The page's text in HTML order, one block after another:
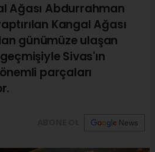
Ağası Abdurrahman
Kangal Ağası
günümüze ulaşan
Sivas'ın
parçaları